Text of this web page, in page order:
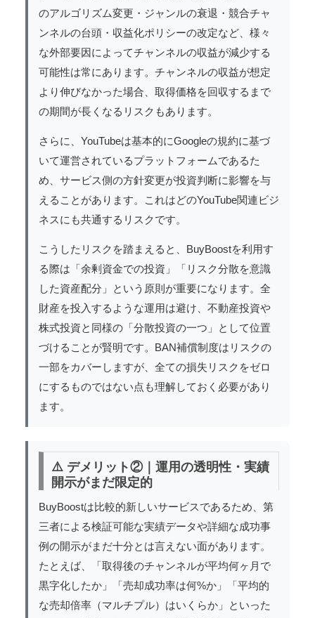
のアルゴリズム変更・ジャンルの衰退・競合チャ
ンネルの台頭・収益化ポリシーの改定など、様々
な外部要因によってチャンネルの収益が減少する
可能性は常にあります。チャンネルの収益が想定
より伸びなかった場合、取得価格を回収するまで
の期間が長くなるリスクもあります。
さらに、YouTubeは基本的にGoogleの規約に基づ
いて運営されているプラットフォームであるた
め、サービス側の方針変更が投資判断に影響を与
えることがあります。これはどのYouTube関連ビジ
ネスにも共通するリスクです。
こうしたリスクを踏まえると、BuyBoostを利用す
る際は「余剰資金での投資」「リスク分散を意識
した資産配分」という原則が重要になります。全
財産を投入するような運用は避け、不動産投資や
株式投資と同様の「分散投資の一つ」として位置
づけることが賢明です。BAN補償制度はリスクの
一部をカバーしますが、全ての損失リスクをゼロ
にするものではない点も理解しておく必要があり
ます。
⚠️ デメリット②｜運用の透明性・実績
開示がまだ限定的
BuyBoostは比較的新しいサービスであるため、第
三者による検証可能な実績データや詳細な成功事
例の開示がまだ十分とは言えない面があります。
たとえば、「取得後のチャンネルが平均何ヶ月で
黒字化したか」「売却成功率は何%か」「平均的
な売却倍率（マルチプル）はいくらか」といった